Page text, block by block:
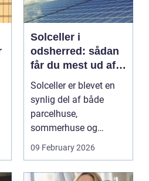
Solceller i
odsherred: sådan
får du mest ud af
solen
Solceller er blevet en
synlig del af både
parcelhuse,
sommerhuse og
mindre erhverv i
Odsherred. Mang...
09 February 2026